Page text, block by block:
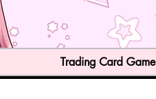
Trading Card Game